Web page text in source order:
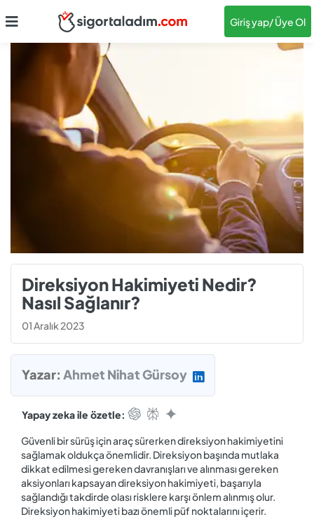
Giriş yap/ Üye Ol
Direksiyon Hakimiyeti Nedir?
Nasıl Sağlanır?
01 Aralık 2023
Yazar: Ahmet Nihat Gürsoy
Yapay zeka ile özetle:
Güvenli bir sürüş için araç sürerken direksiyon hakimiyetini
sağlamak oldukça önemlidir. Direksiyon başında mutlaka
dikkat edilmesi gereken davranışları ve alınması gereken
aksiyonları kapsayan direksiyon hakimiyeti, başarıyla
sağlandığı takdirde olası risklere karşı önlem alınmış olur.
Direksiyon hakimiyeti bazı önemli püf noktalarını içerir.